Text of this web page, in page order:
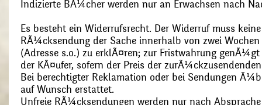
Indizierte BÃ¼cher werden nur an Erwachsen nach
Es besteht ein Widerrufsrecht. Der Widerruf muss
RÃ¼cksendung der Sache innerhalb von zwei
(Adresse s.o.) zu erklÃ¤ren; zur Fristwahrung
der KÃ¤ufer, sofern der Preis der
Bei berechtigter Reklamation oder bei Sendungen
auf Wunsch erstattet.
Unfreie RÃ¼cksendungen werden nur nach